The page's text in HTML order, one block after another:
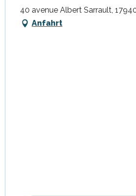
40 avenue Albert Sarrault,
Anfahrt